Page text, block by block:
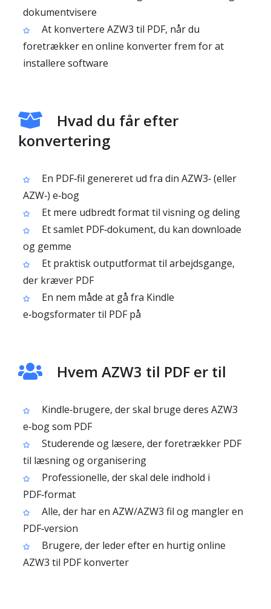
dokumentvisere
At konvertere AZW3 til PDF, når du
foretrækker en online konverter frem for at
installere software
Hvad du får efter
konvertering
En PDF‑fil genereret ud fra din AZW3‑ (eller
AZW‑) e‑bog
Et mere udbredt format til visning og deling
Et samlet PDF‑dokument, du kan downloade
og gemme
Et praktisk outputformat til arbejdsgange,
der kræver PDF
En nem måde at gå fra Kindle
e‑bogsformater til PDF på
Hvem AZW3 til PDF er til
Kindle‑brugere, der skal bruge deres AZW3
e‑bog som PDF
Studerende og læsere, der foretrækker PDF
til læsning og organisering
Professionelle, der skal dele indhold i
PDF‑format
Alle, der har en AZW/AZW3 fil og mangler en
PDF‑version
Brugere, der leder efter en hurtig online
AZW3 til PDF konverter